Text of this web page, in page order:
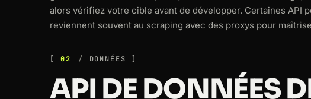
alors vérifiez votre cible avant de développer. Certaines API
reviennent souvent au scraping avec des proxys pour
02 DONNÉES
API DE DONNÉES